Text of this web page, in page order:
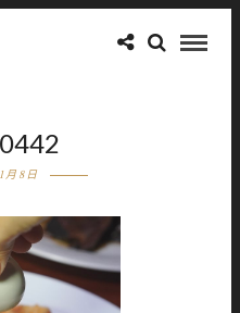
月 8 日